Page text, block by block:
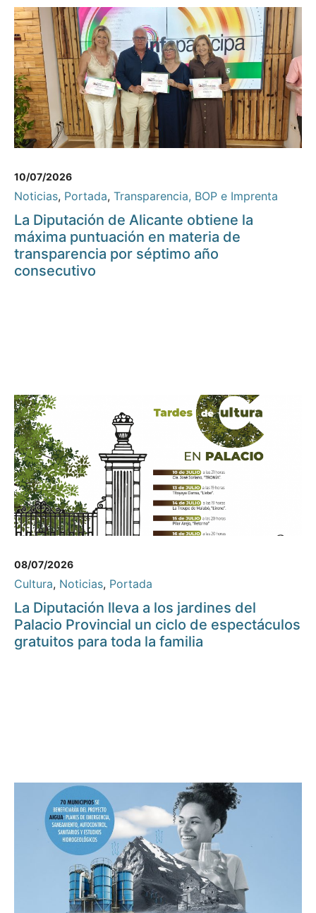
10/07/2026
Noticias, Portada, Transparencia, BOP e Imprenta
La Diputación de Alicante obtiene la
máxima puntuación en materia de
transparencia por séptimo año
consecutivo
08/07/2026
Cultura, Noticias, Portada
La Diputación lleva a los jardines del
Palacio Provincial un ciclo de espectáculos
gratuitos para toda la familia